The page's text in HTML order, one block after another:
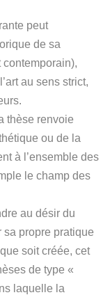
peut
de sa
contemporain),
au sens strict,
thèse renvoie
ou de la
à l’ensemble des
le champ des
au désir du
sa propre pratique
soit créée, cet
de type «
laquelle la